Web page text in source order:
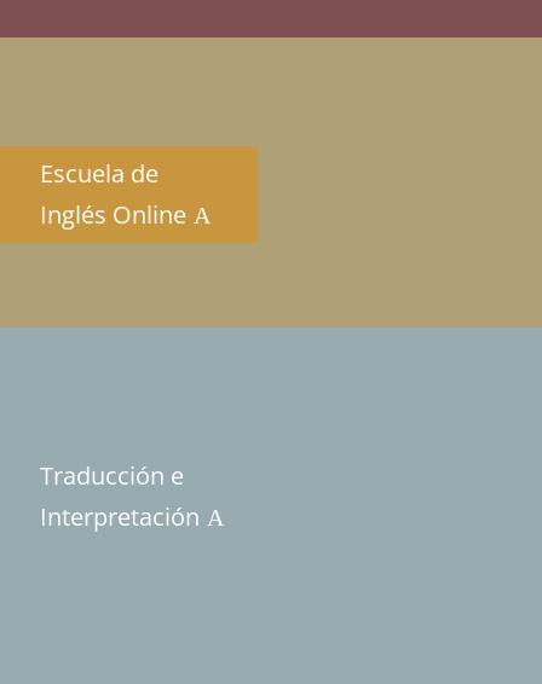
Escuela de
Inglés Online
Traducción e
Interpretación